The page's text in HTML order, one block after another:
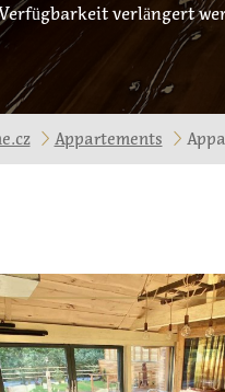
verlängert
Appartements